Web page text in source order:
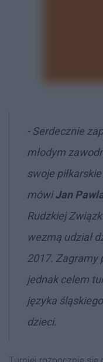
- Serdecznie
młodym
swoje
mówiJan
Rudzkiej
wezmą udział
2017. Zagramy
jednak celem
języka
dzieci.